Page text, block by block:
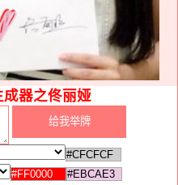
器之佟丽娅